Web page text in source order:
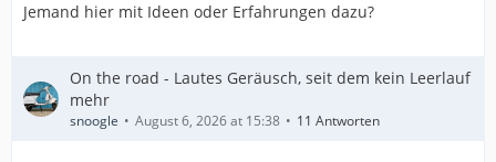
Jemand hier mit Ideen oder Erfahrungen dazu?
On the road - Lautes Geräusch, seit dem kein Leerlauf
mehr
snoogle August 6, 2026 at 15:38 11 Antworten